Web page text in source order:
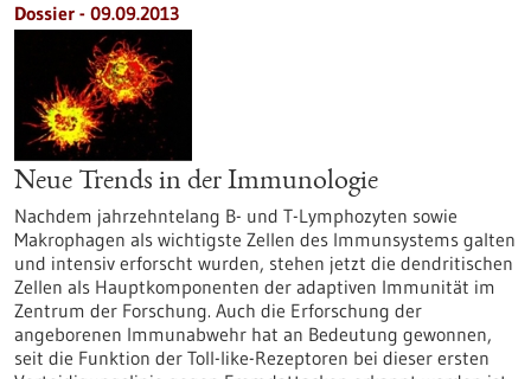
Dossier - 09.09.2013
Neue Trends in der Immunologie
Nachdem jahrzehntelang B- und T-Lymphozyten sowie
Makrophagen als wichtigste Zellen des Immunsystems galten
und intensiv erforscht wurden, stehen jetzt die dendritischen
Zellen als Hauptkomponenten der adaptiven Immunität im
Zentrum der Forschung. Auch die Erforschung der
angeborenen Immunabwehr hat an Bedeutung gewonnen,
seit die Funktion der Toll-like-Rezeptoren bei dieser ersten